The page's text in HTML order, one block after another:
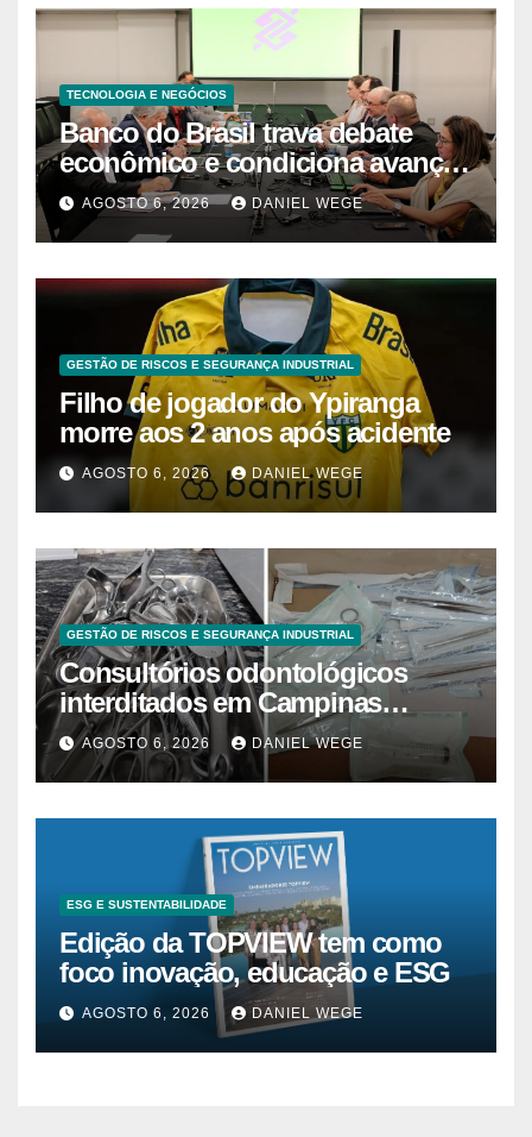
TECNOLOGIA E NEGÓCIOS
Banco do Brasil trava debate
econômico e condiciona avanços
à decisão da Fenaban | Contec
Brasil
AGOSTO 6, 2026 DANIEL WEGE
GESTÃO DE RISCOS E SEGURANÇA INDUSTRIAL
Filho de jogador do Ypiranga
morre aos 2 anos após acidente
AGOSTO 6, 2026 DANIEL WEGE
GESTÃO DE RISCOS E SEGURANÇA INDUSTRIAL
Consultórios odontológicos
interditados em Campinas
superam 2025
AGOSTO 6, 2026 DANIEL WEGE
ESG E SUSTENTABILIDADE
Edição da TOPVIEW tem como
foco inovação, educação e ESG
AGOSTO 6, 2026 DANIEL WEGE